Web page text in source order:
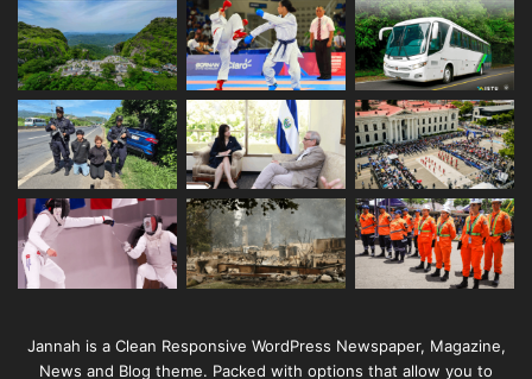
Jannah is a Clean Responsive WordPress Newspaper, Magazine,
News and Blog theme. Packed with options that allow you to